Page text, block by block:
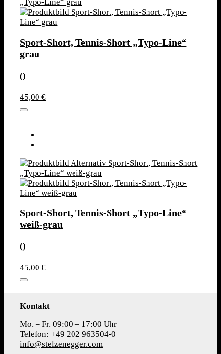
Sport-Short, Tennis-Short „Typo-Line“
grau
()
45,00 €
Sport-Short, Tennis-Short „Typo-Line“
weiß-grau
()
45,00 €
Kontakt
Mo. – Fr. 09:00 – 17:00 Uhr
Telefon: +49 202 963504-0
info@stelzenegger.com